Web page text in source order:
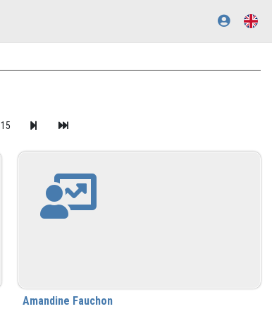
15
Amandine Fauchon